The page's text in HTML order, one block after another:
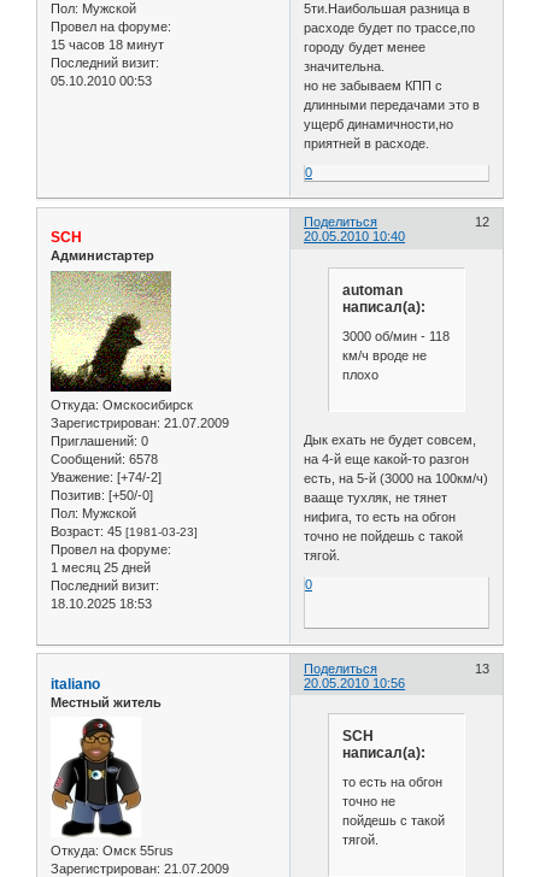
Пол: Мужской
Провел на форуме:
15 часов 18 минут
Последний визит:
05.10.2010 00:53
5ти.Наибольшая разница в
расходе будет по трассе,по
городу будет менее
значительна.
но не забываем КПП с
длинными передачами это в
ущерб динамичности,но
приятней в расходе.
0
Поделиться
12
20.05.2010 10:40
SCH
Администартер
Откуда: Омскосибирск
Зарегистрирован: 21.07.2009
Приглашений: 0
Сообщений: 6578
Уважение: [+74/-2]
Позитив: [+50/-0]
Пол: Мужской
Возраст: 45 [1981-03-23]
Провел на форуме:
1 месяц 25 дней
Последний визит:
18.10.2025 18:53
automan
написал(а):
3000 об/мин - 118
км/ч вроде не
плохо
Дык ехать не будет совсем,
на 4-й еще какой-то разгон
есть, на 5-й (3000 на 100км/ч)
вааще тухляк, не тянет
нифига, то есть на обгон
точно не пойдешь с такой
тягой.
0
Поделиться
13
20.05.2010 10:56
italiano
Местный житель
Откуда: Омск 55rus
Зарегистрирован: 21.07.2009
SCH
написал(а):
то есть на обгон
точно не
пойдешь с такой
тягой.